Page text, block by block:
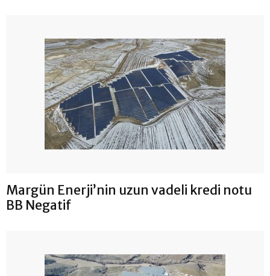
Margün Enerji’nin uzun vadeli kredi notu
BB Negatif